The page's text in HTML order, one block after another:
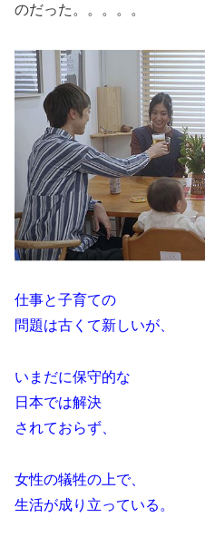
のだった。。。。。
仕事と子育ての
問題は古くて新しいが、
いまだに保守的な
日本では解決
されておらず、
女性の犠牲の上で、
生活が成り立っている。